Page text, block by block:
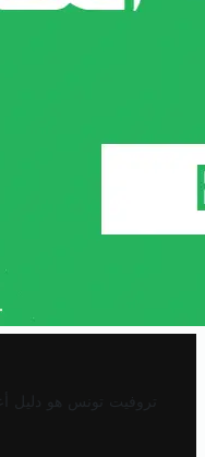
تروفيت تونس هو دليل